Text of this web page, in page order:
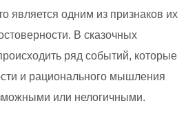
является одним из признаков их
В сказочных
ряд событий, которые
и рационального мышления
или нелогичными.